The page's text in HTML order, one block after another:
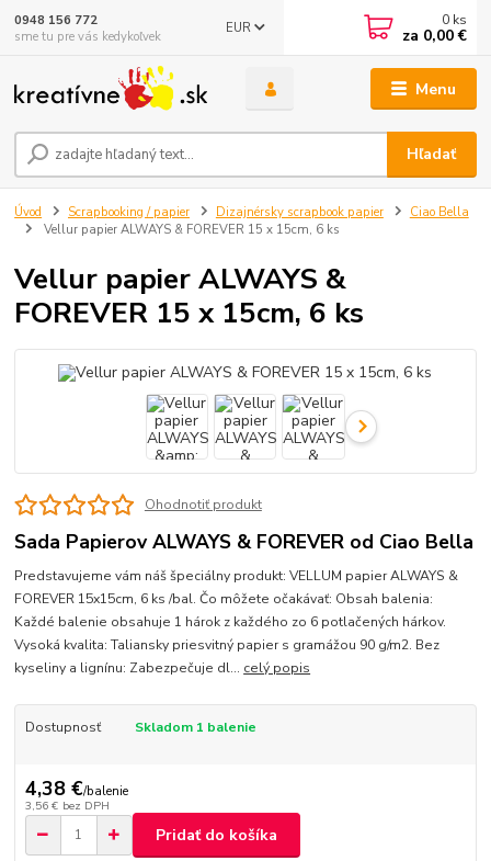
Menu
EUR
Hľadať
0948 156 772
sme tu pre vás kedykoľvek
0 ks
za 0,00 €
Úvod Scrapbooking / papier Dizajnérsky scrapbook papier
Ciao Bella
Vellur papier ALWAYS & FOREVER 15 x 15cm, 6 ks
Vellur papier ALWAYS &
FOREVER 15 x 15cm, 6 ks
Ohodnotiť produkt
Sada Papierov ALWAYS & FOREVER od Ciao Bella
Predstavujeme vám náš špeciálny produkt: VELLUM papier ALWAYS &
FOREVER 15x15cm, 6 ks /bal. Čo môžete očakávať: Obsah balenia:
Každé balenie obsahuje 1 hárok z každého zo 6 potlačených hárkov.
Vysoká kvalita: Taliansky priesvitný papier s gramážou 90 g/m2. Bez
kyseliny a lignínu: Zabezpečuje dl... celý popis
Dostupnosť Skladom 1 balenie
4,38 €/balenie
3,56 € bez DPH
Pridať do košíka